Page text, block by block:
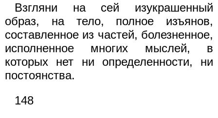
Взгляни на сей изукрашенный
образ, на тело, полное изъянов,
составленное из частей, болезненное,
исполненное многих мыслей, в
которых нет ни определенности, ни
постоянства.
148